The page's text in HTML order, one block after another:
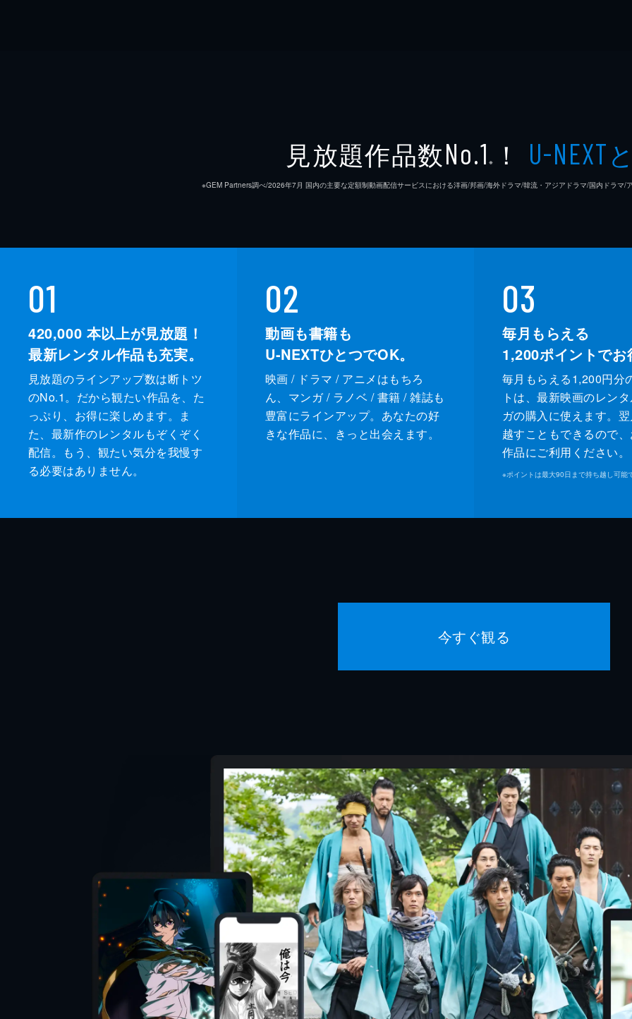
見放題作品数No.1 ※ ！ U-NEXT
※GEM Partners調べ/2026年7⽉ 国内の主要な定額制動画配信サービスにおける洋画/邦画/海外ドラマ/韓流・アジアドラマ/国内ドラマ/
01
420,000 本以上が見放題！
最新レンタル作品も充実。
見放題のラインアップ数は断トツ
のNo.1。だから観たい作品を、た
っぷり、お得に楽しめます。ま
た、最新作のレンタルもぞくぞく
配信。もう、観たい気分を我慢す
る必要はありません。
02
動画も書籍も
U-NEXTひとつでOK。
映画 / ドラマ / アニメはもちろ
ん、マンガ / ラノベ / 書籍 / 雑誌も
豊富にラインアップ。あなたの好
きな作品に、きっと出会えます。
03
毎月もらえる
1,200ポイントでお
毎月もらえる1,200円分
トは、最新映画のレン
ガの購入に使えます。
越すこともできるので
作品にご利用ください。
※ポイントは最大90日まで持ち越し可能
今すぐ観る